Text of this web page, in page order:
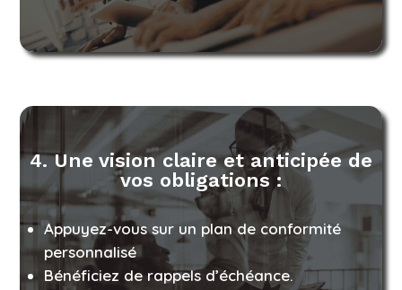
4. Une vision claire et anticipée de
vos obligations :
Appuyez-vous sur un plan de conformité
personnalisé
Bénéficiez de rappels d’échéance.